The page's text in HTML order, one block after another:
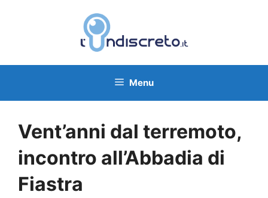
Menu
Vent’anni dal terremoto,
incontro all’Abbadia di
Fiastra